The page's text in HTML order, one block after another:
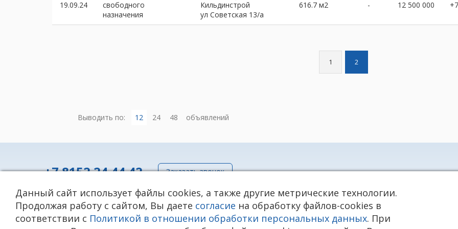
19.09.24
свободного
назначения
Кильдинстрой
ул Советская 13/а
616.7 м2 - 12 500 000
1 2
Выводить по: 12 24 48 объявлений
+7 8152 24 44 42 Заказать звонок
Политика в отношении обработки персональных данных
Согласие на обработку персональных данных (включая cookie)
© 2005 - 2026 ООО Агентство
телефон единой линии
Использование материалов
источник. Использование сайта
Агентство недвижимости «Риэлт»
Данный сайт использует файлы cookies, а также другие метрические технологии.
Продолжая работу с сайтом, Вы даете согласие на обработку файлов-cookies в
соответствии с Политикой в отношении обработки персональных данных. При